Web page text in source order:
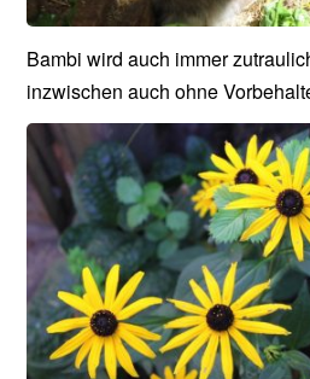
Bambi wird auch immer
inzwischen auch ohne